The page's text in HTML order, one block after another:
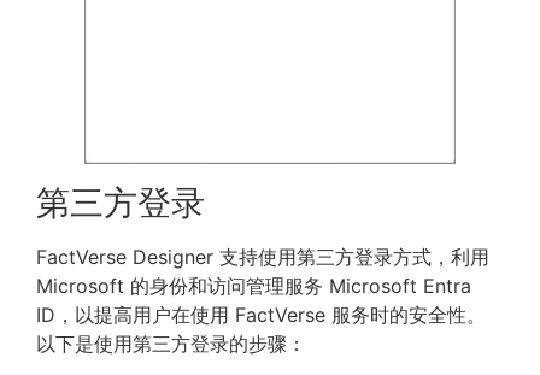
第三方登录
FactVerse Designer 支持使用第三方登录方式，利用
Microsoft 的身份和访问管理服务 Microsoft Entra
ID，以提高用户在使用 FactVerse 服务时的安全性。
以下是使用第三方登录的步骤：